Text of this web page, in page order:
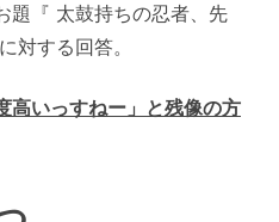
題『 太鼓持ちの忍者、先
対する回答。
高いっすねー」と残像の方